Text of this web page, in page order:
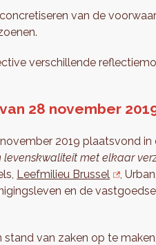
van de
verschillende
28 november
2019 plaatsvond
met elkaar
Leefmilieu Brussel ,
en de
van zaken op te